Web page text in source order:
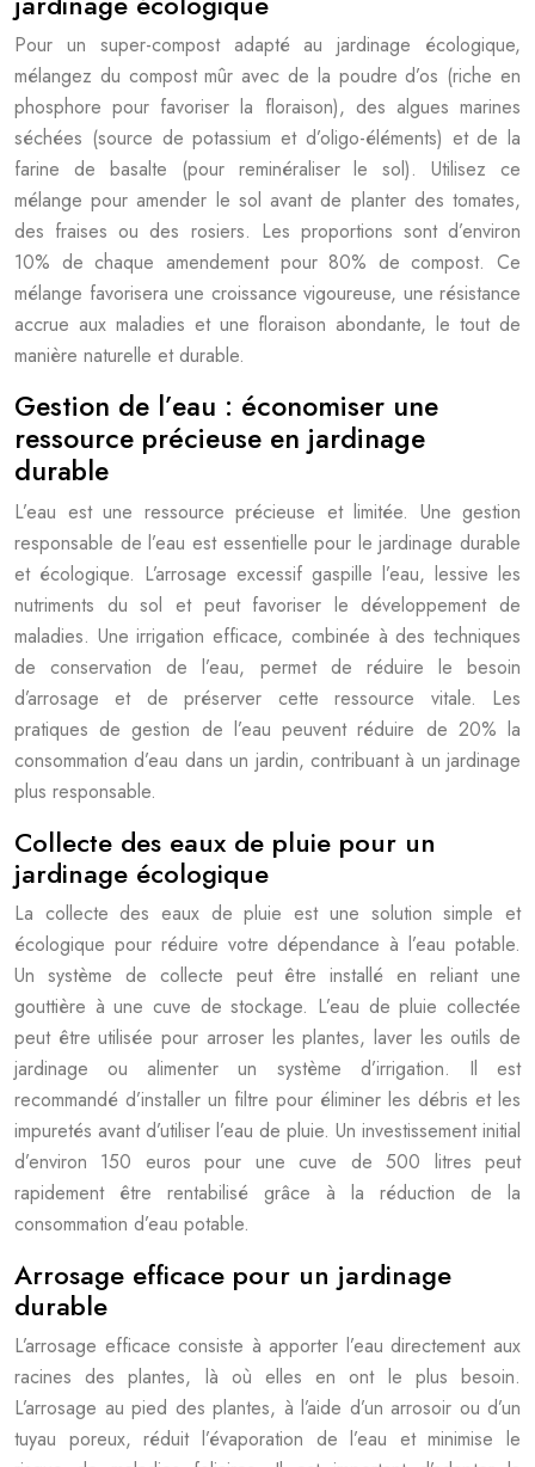
Pour un super-compost adapté au jardinage écologique,
mélangez du compost mûr avec de la poudre d’os (riche en
phosphore pour favoriser la floraison), des algues marines
séchées (source de potassium et d’oligo-éléments) et de la
farine de basalte (pour reminéraliser le sol). Utilisez ce
mélange pour amender le sol avant de planter des tomates,
des fraises ou des rosiers. Les proportions sont d’environ
10% de chaque amendement pour 80% de compost. Ce
mélange favorisera une croissance vigoureuse, une résistance
accrue aux maladies et une floraison abondante, le tout de
manière naturelle et durable.
Gestion de l’eau : économiser une
ressource précieuse en jardinage
durable
L’eau est une ressource précieuse et limitée. Une gestion
responsable de l’eau est essentielle pour le jardinage durable
et écologique. L’arrosage excessif gaspille l’eau, lessive les
nutriments du sol et peut favoriser le développement de
maladies. Une irrigation efficace, combinée à des techniques
de conservation de l’eau, permet de réduire le besoin
d’arrosage et de préserver cette ressource vitale. Les
pratiques de gestion de l’eau peuvent réduire de 20% la
consommation d’eau dans un jardin, contribuant à un jardinage
plus responsable.
Collecte des eaux de pluie pour un
jardinage écologique
La collecte des eaux de pluie est une solution simple et
écologique pour réduire votre dépendance à l’eau potable.
Un système de collecte peut être installé en reliant une
gouttière à une cuve de stockage. L’eau de pluie collectée
peut être utilisée pour arroser les plantes, laver les outils de
jardinage ou alimenter un système d’irrigation. Il est
recommandé d’installer un filtre pour éliminer les débris et les
impuretés avant d’utiliser l’eau de pluie. Un investissement initial
d’environ 150 euros pour une cuve de 500 litres peut
rapidement être rentabilisé grâce à la réduction de la
consommation d’eau potable.
Arrosage efficace pour un jardinage
durable
L’arrosage efficace consiste à apporter l’eau directement aux
racines des plantes, là où elles en ont le plus besoin.
L’arrosage au pied des plantes, à l’aide d’un arrosoir ou d’un
tuyau poreux, réduit l’évaporation de l’eau et minimise le